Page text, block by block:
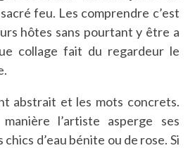
feu. Les comprendre c’est
hôtes sans pourtant y être a
collage fait du regardeur le
abstrait et les mots concrets.
l’artiste asperge ses
d’eau bénite ou de rose. Si